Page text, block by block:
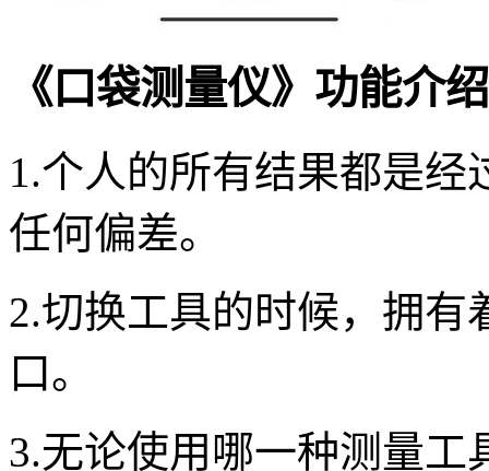
《口袋测量仪》功能介
1.个人的所有结果都是
任何偏差。
2.切换工具的时候，拥有
口。
3.无论使用哪一种测量